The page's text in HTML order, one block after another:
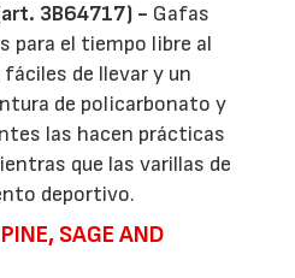
3B64717) - Gafas
para el tiempo libre al
de llevar y un
de policarbonato y
las hacen prácticas
que las varillas de
deportivo.
SAGE AND